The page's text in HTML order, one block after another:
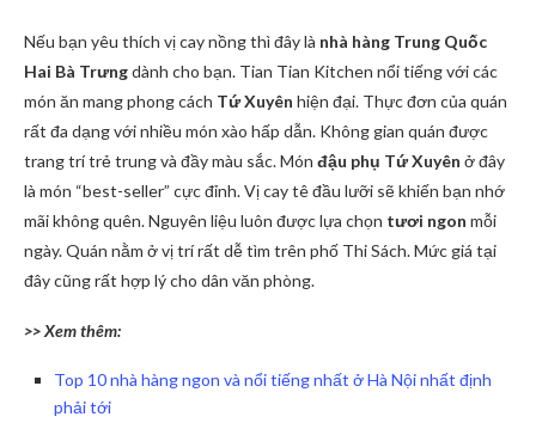
Nếu bạn yêu thích vị cay nồng thì đây là nhà hàng Trung Quốc
Hai Bà Trưngdành cho bạn. Tian Tian Kitchen nổi tiếng với các
món ăn mang phong cách Tứ Xuyên hiện đại. Thực đơn của quán
rất đa dạng với nhiều món xào hấp dẫn. Không gian quán được
trang trí trẻ trung và đầy màu sắc. Món đậu phụ Tứ Xuyên ở đây
là món “best-seller” cực đỉnh. Vị cay tê đầu lưỡi sẽ khiến bạn nhớ
mãi không quên. Nguyên liệu luôn được lựa chọn tươi ngon mỗi
ngày. Quán nằm ở vị trí rất dễ tìm trên phố Thi Sách. Mức giá tại
đây cũng rất hợp lý cho dân văn phòng.
>> Xem thêm:
Top 10 nhà hàng ngon và nổi tiếng nhất ở Hà Nội nhất định
phải tới